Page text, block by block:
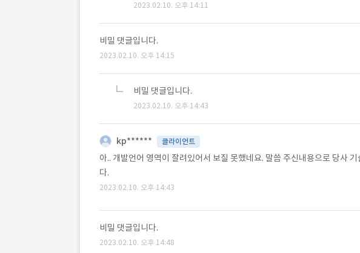
2023.02.10. 오후 14:11
비밀 댓글입니다.
2023.02.10. 오후 14:15
비밀 댓글입니다.
2023.02.10. 오후 14:43
kp****** 클라이언트
아.. 개발언어 영역이 잘려있어서 보질 못했네요. 말씀 주신내용으로 당사
다.
2023.02.10. 오후 14:43
비밀 댓글입니다.
2023.02.10. 오후 14:48